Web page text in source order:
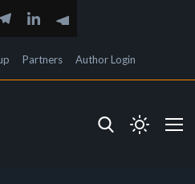
Partners Author Login